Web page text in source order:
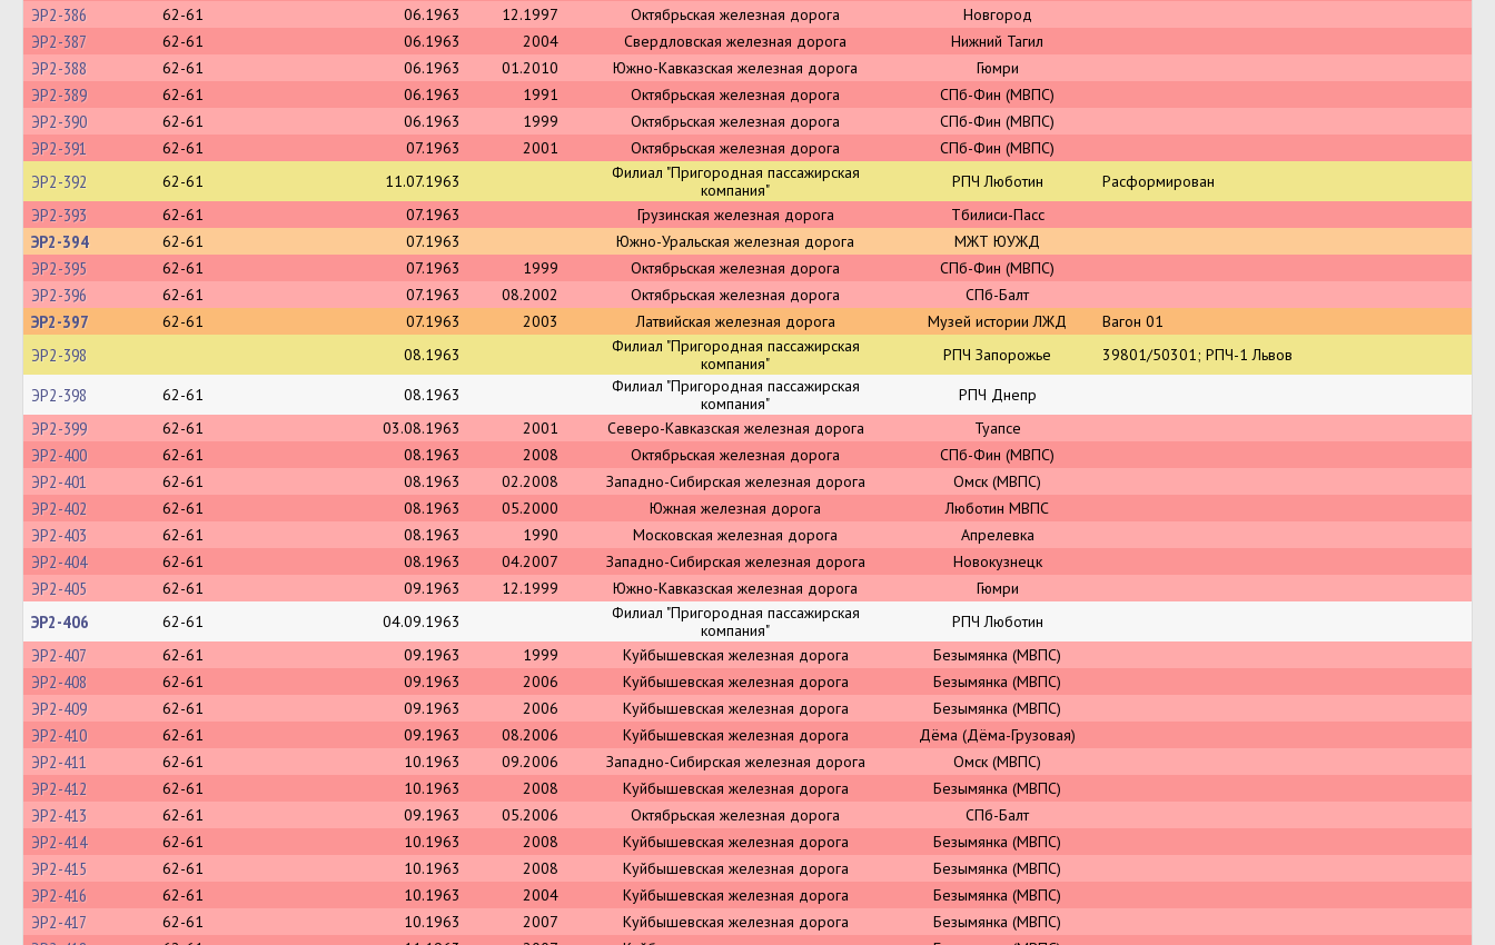
ЭР2-386 62-61 06.1963 12.1997 Октябрьская железная дорога Новгород
ЭР2-387 62-61 06.1963 2004 Свердловская железная дорога Нижний Тагил
ЭР2-388 62-61 06.1963 01.2010 Южно-Кавказская железная дорога Гюмри
ЭР2-389 62-61 06.1963 1991 Октябрьская железная дорога СПб-Фин (МВПС)
ЭР2-390 62-61 06.1963 1999 Октябрьская железная дорога СПб-Фин (МВПС)
ЭР2-391 62-61 07.1963 2001 Октябрьская железная дорога СПб-Фин (МВПС)
ЭР2-392 62-61 11.07.1963
Филиал "Пригородная пассажирская
компания"
РПЧ Люботин Расформирован
ЭР2-393 62-61 07.1963 Грузинская железная дорога Тбилиси-Пасс
ЭР2-394 62-61 07.1963 Южно-Уральская железная дорога МЖТ ЮУЖД
ЭР2-395 62-61 07.1963 1999 Октябрьская железная дорога СПб-Фин (МВПС)
ЭР2-396 62-61 07.1963 08.2002 Октябрьская железная дорога СПб-Балт
ЭР2-397 62-61 07.1963 2003 Латвийская железная дорога Музей истории ЛЖД Вагон 01
ЭР2-398 08.1963
Филиал "Пригородная пассажирская
компания"
РПЧ Запорожье 39801/50301; РПЧ-1 Львов
ЭР2-398 62-61 08.1963
Филиал "Пригородная пассажирская
компания"
РПЧ Днепр
ЭР2-399 62-61 03.08.1963 2001 Северо-Кавказская железная дорога Туапсе
ЭР2-400 62-61 08.1963 2008 Октябрьская железная дорога СПб-Фин (МВПС)
ЭР2-401 62-61 08.1963 02.2008 Западно-Сибирская железная дорога Омск (МВПС)
ЭР2-402 62-61 08.1963 05.2000 Южная железная дорога Люботин МВПС
ЭР2-403 62-61 08.1963 1990 Московская железная дорога Апрелевка
ЭР2-404 62-61 08.1963 04.2007 Западно-Сибирская железная дорога Новокузнецк
ЭР2-405 62-61 09.1963 12.1999 Южно-Кавказская железная дорога Гюмри
ЭР2-406 62-61 04.09.1963
Филиал "Пригородная пассажирская
компания"
РПЧ Люботин
ЭР2-407 62-61 09.1963 1999 Куйбышевская железная дорога Безымянка (МВПС)
ЭР2-408 62-61 09.1963 2006 Куйбышевская железная дорога Безымянка (МВПС)
ЭР2-409 62-61 09.1963 2006 Куйбышевская железная дорога Безымянка (МВПС)
ЭР2-410 62-61 09.1963 08.2006 Куйбышевская железная дорога Дёма (Дёма-Грузовая)
ЭР2-411 62-61 10.1963 09.2006 Западно-Сибирская железная дорога Омск (МВПС)
ЭР2-412 62-61 10.1963 2008 Куйбышевская железная дорога Безымянка (МВПС)
ЭР2-413 62-61 09.1963 05.2006 Октябрьская железная дорога СПб-Балт
ЭР2-414 62-61 10.1963 2008 Куйбышевская железная дорога Безымянка (МВПС)
ЭР2-415 62-61 10.1963 2008 Куйбышевская железная дорога Безымянка (МВПС)
ЭР2-416 62-61 10.1963 2004 Куйбышевская железная дорога Безымянка (МВПС)
ЭР2-417 62-61 10.1963 2007 Куйбышевская железная дорога Безымянка (МВПС)